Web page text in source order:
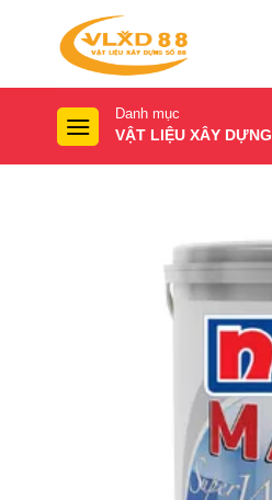
Danh mục
VẬT LIỆU XÂY DỰNG